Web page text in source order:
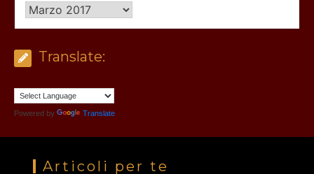
Archivio
Articoli
Translate:
Powered by Translate
Articoli per te